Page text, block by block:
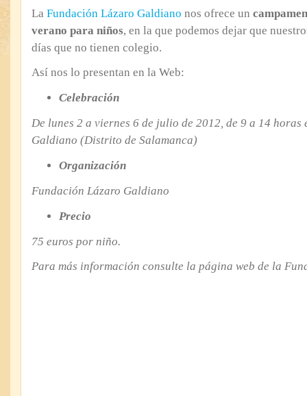
La Fundación Lázaro Galdiano nos ofrece un
verano para niños, en la que podemos dejar que
días que no tienen colegio.
Así nos lo presentan en la Web:
Celebración
De lunes 2 a viernes 6 de julio de 2012, de 9 a 14 horas
Galdiano (Distrito de Salamanca)
Organización
Fundación Lázaro Galdiano
Precio
75 euros por niño.
Para más información consulte la página web de la